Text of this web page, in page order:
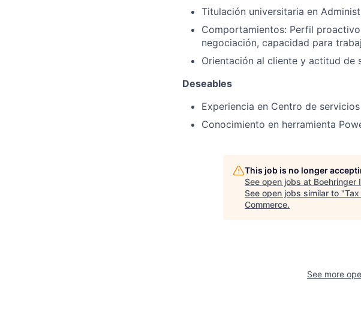
Titulación universitaria en
Comportamientos: Perfil
negociación, capacidad para
Orientación al cliente y actitud de
Deseables
Experiencia en Centro de
Conocimiento en herramienta
This job is no longer
See open jobs at Boehringer
See open jobs similar to "
Commerce.
See more